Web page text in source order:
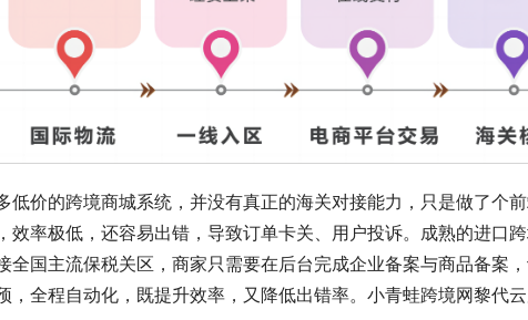
低价的跨境商城系统，并没有真正的海关对接能力，只是做了个
效率极低，还容易出错，导致订单卡关、用户投诉。成熟的进口
全国主流保税关区，商家只需要在后台完成企业备案与商品备案
，全程自动化，既提升效率，又降低出错率。小青蛙跨境网黎代云